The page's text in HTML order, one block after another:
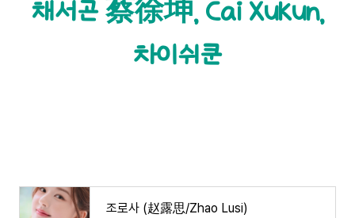
채서곤 蔡徐坤, Cai Xukun,
차이쉬쿤
조로사 (赵露思/Zhao Lusi)